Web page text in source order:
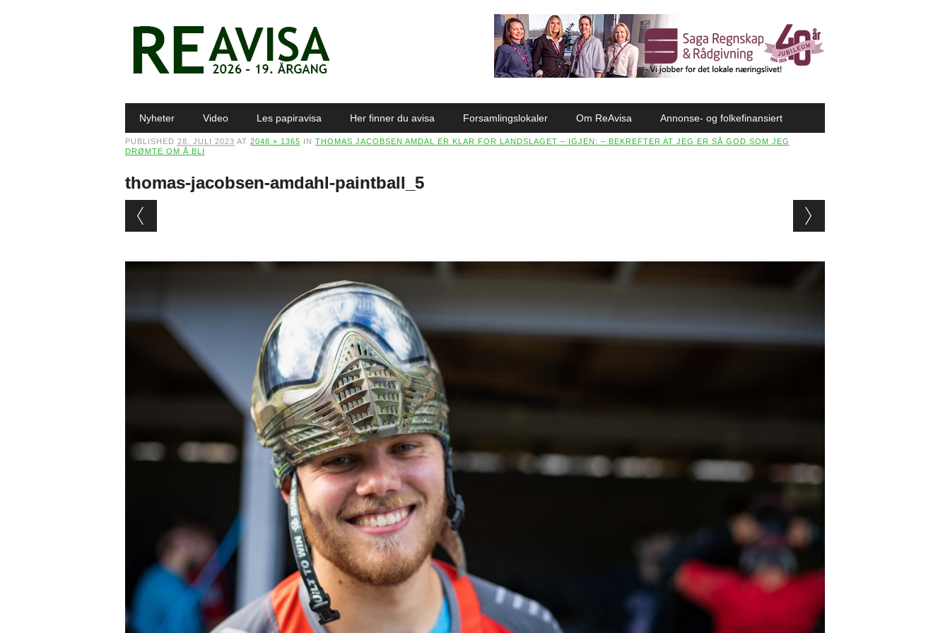
Main menu
Nyheter Video Les papiravisa Her finner du avisa Forsamlingslokaler Om ReAvisa Annonse- og folkefinansiert
PUBLISHED 28. JULI 2023 AT 2048 × 1365 IN THOMAS JACOBSEN AMDAL ER KLAR FOR LANDSLAGET – IGJEN: – BEKREFTER AT JEG ER SÅ GOD SOM JEG
DRØMTE OM Å BLI
thomas-jacobsen-amdahl-paintball_5